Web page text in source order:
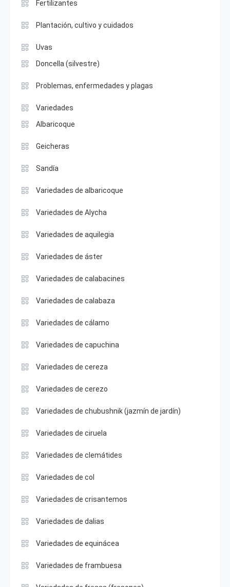
Fertilizantes
Plantación, cultivo y cuidados
Uvas
Doncella (silvestre)
Problemas, enfermedades y plagas
Variedades
Albaricoque
Geicheras
Sandía
Variedades de albaricoque
Variedades de Alycha
Variedades de aquilegia
Variedades de áster
Variedades de calabacines
Variedades de calabaza
Variedades de cálamo
Variedades de capuchina
Variedades de cereza
Variedades de cerezo
Variedades de chubushnik (jazmín de jardín)
Variedades de ciruela
Variedades de clemátides
Variedades de col
Variedades de crisantemos
Variedades de dalias
Variedades de equinácea
Variedades de frambuesa